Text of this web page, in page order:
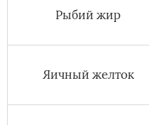
Рыбий жир
Яичный желток